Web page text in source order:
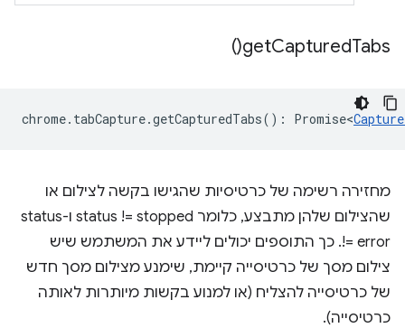
getCapturedTabs(
)
chrome. tabCapture.getCapturedTabs() : Promise<
מחזירה רשימה של כרטיסיות שהגישו בקשה לצילום או
שהצילום שלהן מתבצע, כלומר status != stopped ו-status
!= error. כך התוספים יכולים ליידע את המשתמש שיש
צילום מסך של כרטיסייה קיימת, שימנע מצילום מסך חדש
של כרטיסייה להצליח (או למנוע בקשות מיותרות לאותה
כרטיסייה).